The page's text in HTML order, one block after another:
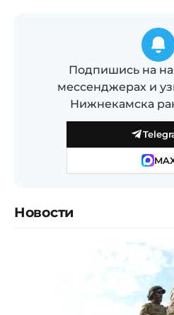
Подпишись на
мессенджерах и
Нижнекамска
Новости